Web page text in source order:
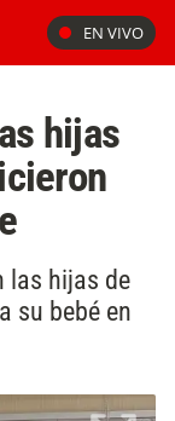
EN VIVO
hijas
las hijas de
su bebé en